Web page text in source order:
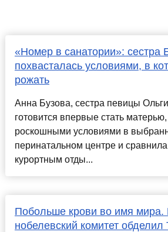
«Номер в санатории»: сестра
похвасталась условиями, в
рожать
Анна Бузова, сестра певицы
готовится впервые стать
роскошными условиями в
перинатальном центре и
курортным отды...
Побольше крови во имя мира.
нобелевский комитет обделил